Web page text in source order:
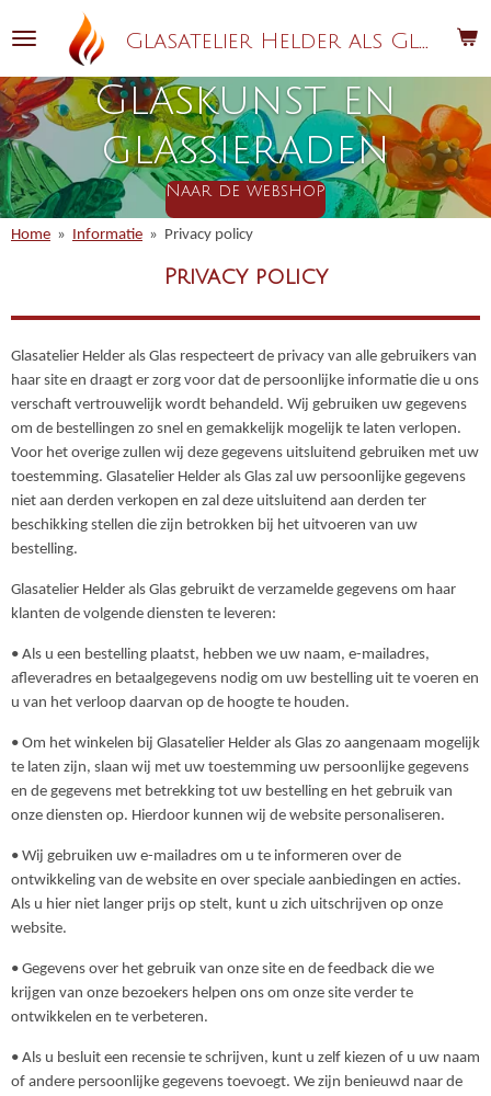
direct
de
hoofdinhoud
G
lasatelier Helder als Glas
Glaskunst en
glassieraden
Naar de webshop
Home » Informatie » Privacy policy
Privacy policy
Glasatelier Helder als Glas respecteert de privacy van alle gebruikers van
haar site en draagt er zorg voor dat de persoonlijke informatie die u ons
verschaft vertrouwelijk wordt behandeld. Wij gebruiken uw gegevens
om de bestellingen zo snel en gemakkelijk mogelijk te laten verlopen.
Voor het overige zullen wij deze gegevens uitsluitend gebruiken met uw
toestemming. Glasatelier Helder als Glas zal uw persoonlijke gegevens
niet aan derden verkopen en zal deze uitsluitend aan derden ter
beschikking stellen die zijn betrokken bij het uitvoeren van uw
bestelling.
Glasatelier Helder als Glas gebruikt de verzamelde gegevens om haar
klanten de volgende diensten te leveren:
• Als u een bestelling plaatst, hebben we uw naam, e-mailadres,
afleveradres en betaalgegevens nodig om uw bestelling uit te voeren en
u van het verloop daarvan op de hoogte te houden.
• Om het winkelen bij Glasatelier Helder als Glas zo aangenaam mogelijk
te laten zijn, slaan wij met uw toestemming uw persoonlijke gegevens
en de gegevens met betrekking tot uw bestelling en het gebruik van
onze diensten op. Hierdoor kunnen wij de website personaliseren.
• Wij gebruiken uw e-mailadres om u te informeren over de
ontwikkeling van de website en over speciale aanbiedingen en acties.
Als u hier niet langer prijs op stelt, kunt u zich uitschrijven op onze
website.
• Gegevens over het gebruik van onze site en de feedback die we
krijgen van onze bezoekers helpen ons om onze site verder te
ontwikkelen en te verbeteren.
• Als u besluit een recensie te schrijven, kunt u zelf kiezen of u uw naam
of andere persoonlijke gegevens toevoegt. We zijn benieuwd naar de